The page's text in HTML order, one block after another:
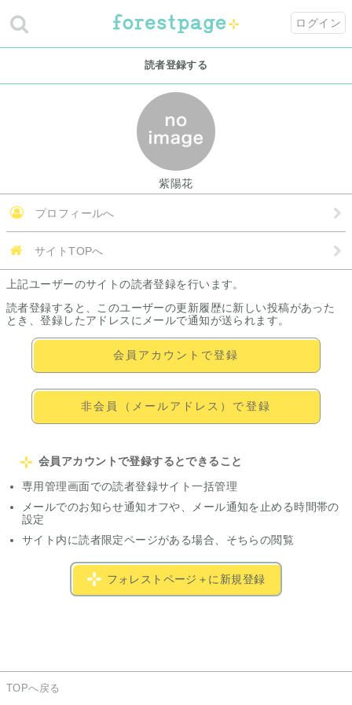
ログイン
読者登録する
紫陽花
プロフィールへ
サイトTOPへ
上記ユーザーのサイトの読者登録を行います。
読者登録すると、このユーザーの更新履歴に新しい投稿があった
とき、登録したアドレスにメールで通知が送られます。
会員アカウントで登録
非会員（メールアドレス）で登録
会員アカウントで登録するとできること
専用管理画面での読者登録サイト一括管理
メールでのお知らせ通知オフや、メール通知を止める時間帯の
設定
サイト内に読者限定ページがある場合、そちらの閲覧
フォレストページ＋に新規登録
TOPへ戻る